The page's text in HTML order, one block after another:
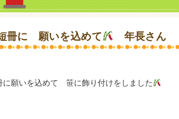
冊に 願いを込めて 年長さん
に願いを込めて 笹に飾り付けをしました